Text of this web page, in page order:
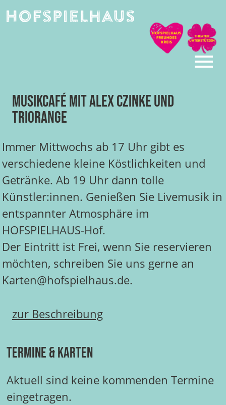
Musikcafé mit Alex Czinke und
TRIORANGE
Immer Mittwochs ab 17 Uhr gibt es
verschiedene kleine Köstlichkeiten und
Getränke. Ab 19 Uhr dann tolle
Künstler:innen. Genießen Sie Livemusik in
entspannter Atmosphäre im
HOFSPIELHAUS-Hof.
Der Eintritt ist Frei, wenn Sie reservieren
möchten, schreiben Sie uns gerne an
Karten@hofspielhaus.de.
zur Beschreibung
Termine & Karten
Aktuell sind keine kommenden Termine
eingetragen.